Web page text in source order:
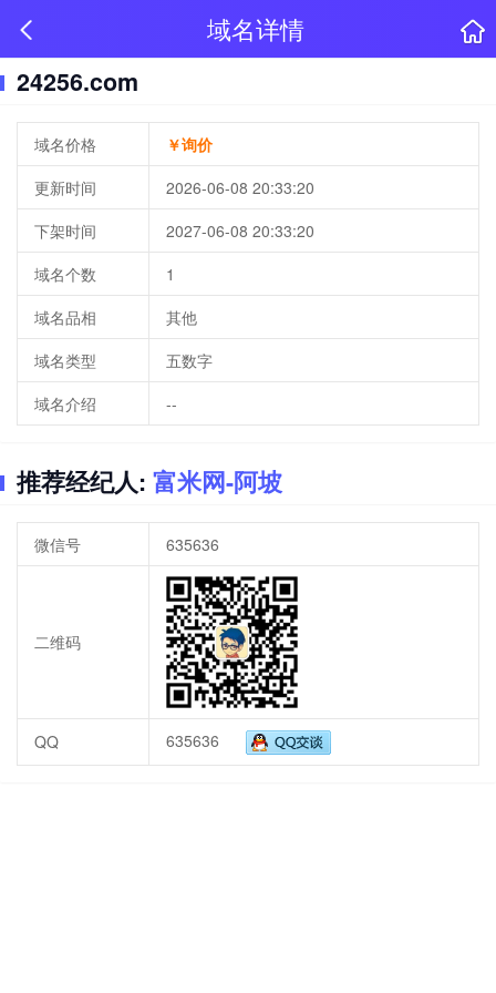
域名详情
24256.com
域名价格
￥询价
更新时间
2026-06-08 20:33:20
下架时间
2027-06-08 20:33:20
域名个数
1
域名品相
其他
域名类型
五数字
域名介绍
--
推荐经纪人: 富米网-阿坡
微信号 635636
二维码
QQ 635636